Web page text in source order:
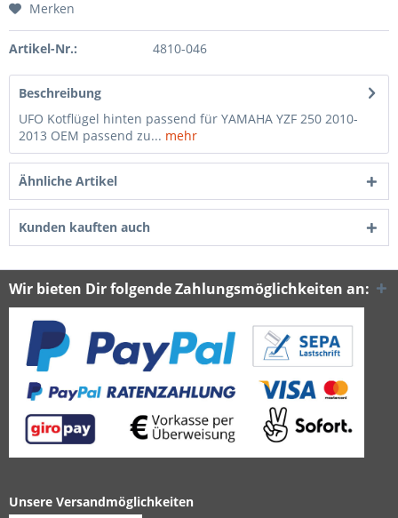
Merken
Artikel-Nr.: 4810-046
Beschreibung
UFO Kotflügel hinten passend für YAMAHA YZF 250 2010-
2013 OEM passend zu... mehr
Ähnliche Artikel
Kunden kauften auch
Wir bieten Dir folgende Zahlungsmöglichkeiten an:
Unsere Versandmöglichkeiten